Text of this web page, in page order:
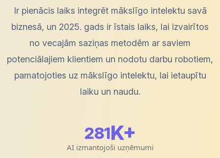
Ir pienācis laiks integrēt mākslīgo intelektu savā
biznesā, un 2025. gads ir īstais laiks, lai izvairītos
no vecajām saziņas metodēm ar saviem
potenciālajiem klientiem un nodotu darbu robotiem,
pamatojoties uz mākslīgo intelektu, lai ietaupītu
laiku un naudu.
300K+
AI izmantojoši uzņēmumi